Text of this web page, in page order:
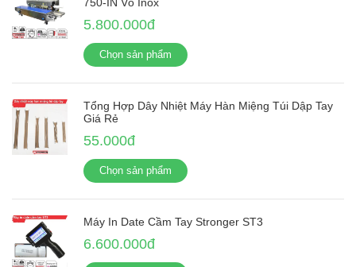
750-IN Vỏ Inox
5.800.000đ
Chọn sản phẩm
Tổng Hợp Dây Nhiệt Máy Hàn Miệng Túi Dập Tay
Giá Rẻ
55.000đ
Chọn sản phẩm
Máy In Date Cầm Tay Stronger ST3
6.600.000đ